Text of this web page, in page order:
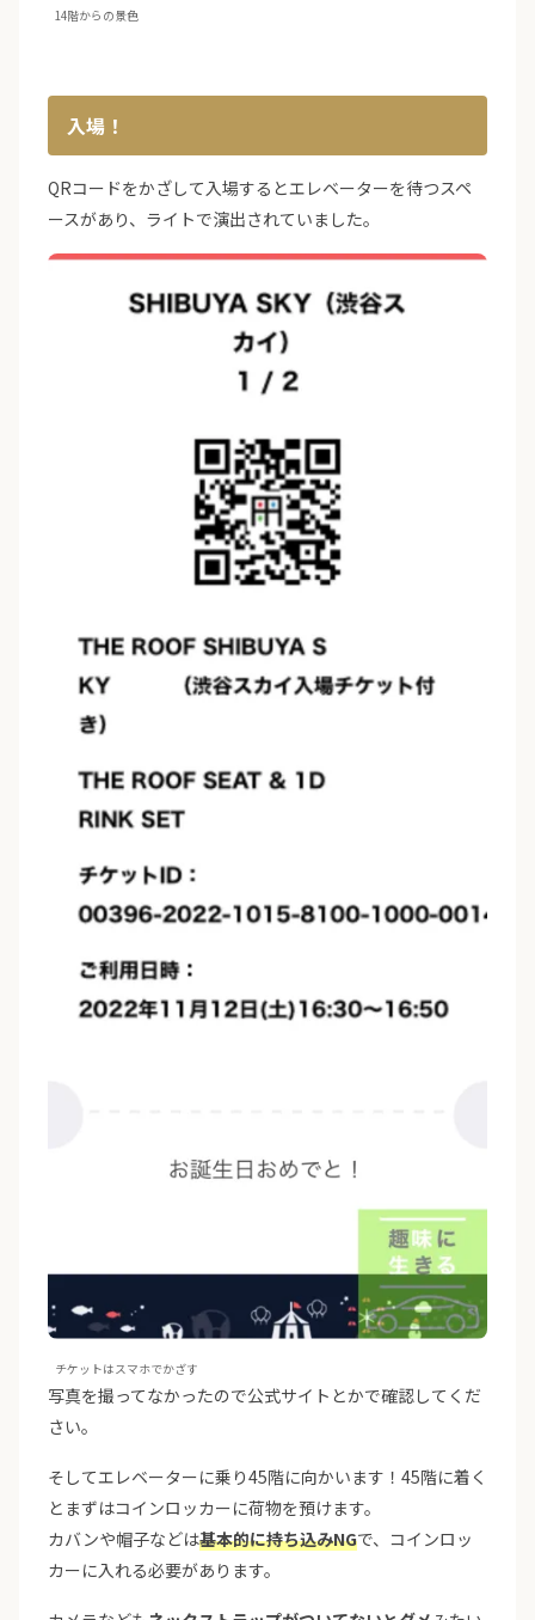
14階からの景色
入場！
QRコードをかざして入場するとエレベーターを待つスペ
ースがあり、ライトで演出されていました。
チケットはスマホでかざす
写真を撮ってなかったので公式サイトとかで確認してくだ
さい。
そしてエレベーターに乗り45階に向かいます！45階に着く
とまずはコインロッカーに荷物を預けます。
カバンや帽子などは基本的に持ち込みNGで、コインロッ
カーに入れる必要があります。